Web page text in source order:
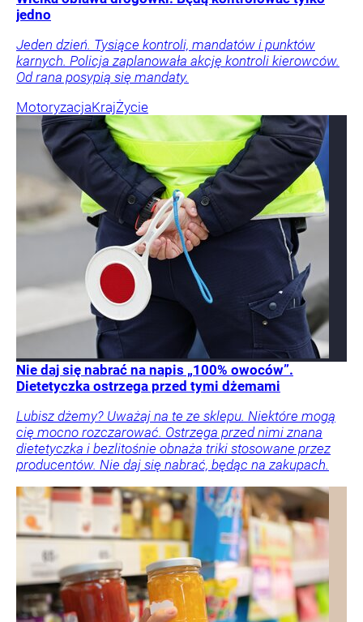
jedno
Jeden dzień. Tysiące kontroli, mandatów i punktów
karnych. Policja zaplanowała akcję kontroli kierowców.
Od rana posypią się mandaty.
MotoryzacjaKrajŻycie
Nie daj się nabrać na napis „100% owoców”.
Dietetyczka ostrzega przed tymi dżemami
Lubisz dżemy? Uważaj na te ze sklepu. Niektóre mogą
cię mocno rozczarować. Ostrzega przed nimi znana
dietetyczka i bezlitośnie obnaża triki stosowane przez
producentów. Nie daj się nabrać, będąc na zakupach.